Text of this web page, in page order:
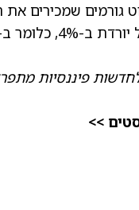
גורמים
פיננסיות
>>